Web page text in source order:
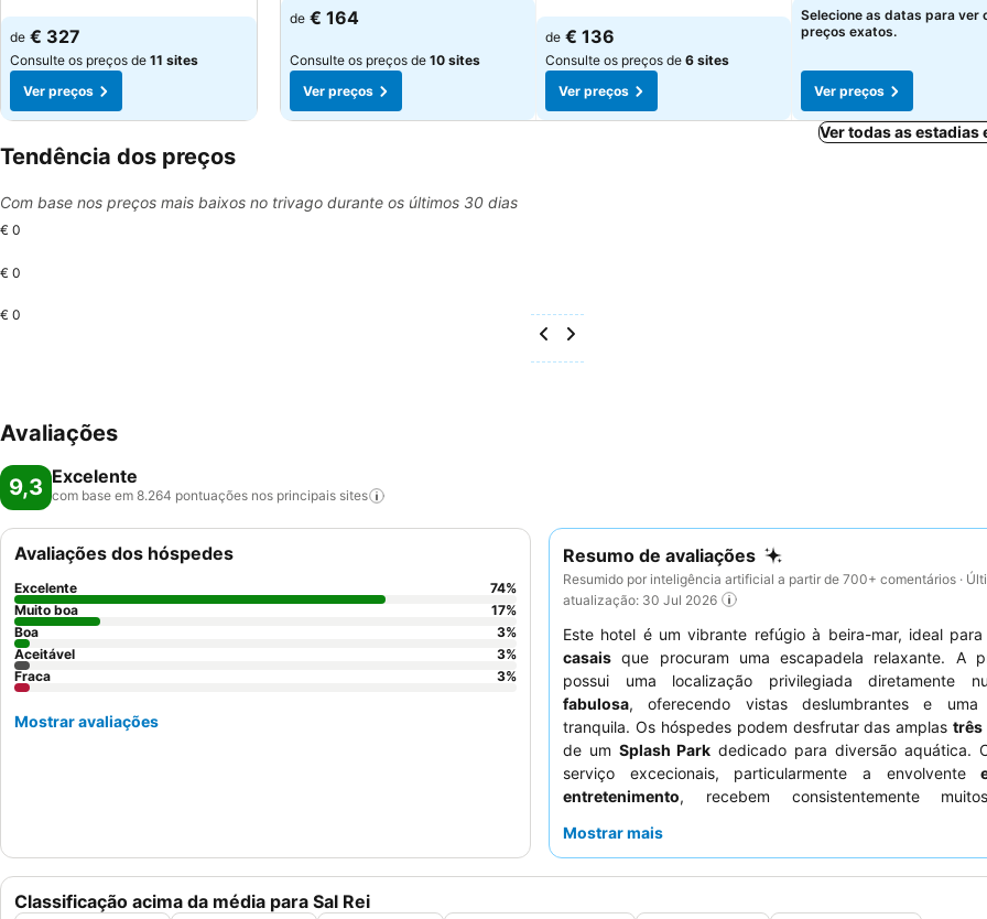
de € 327
Consulte os preços de 11 sites
Ver preços
de € 164
Consulte os preços de 10 sites
Ver preços
de € 136
Consulte os preços de 6 sites
Ver preços
Selecione as datas para ver
preços exatos.
Ver preços
Ver todas as estadias
Tendência dos preços
Com base nos preços mais baixos no trivago durante os últimos 30 dias
€ 0
€ 0
€ 0
Avaliações
9,3 Excelente
com base em 8.264 pontuações nos principais sites
Resumo de avaliações
Resumido por inteligência artificial a partir de 700+ comentários ·
atualização: 30 Jul 2026
Este hotel é um vibrante refúgio à beira-mar, ideal para
casais que procuram uma escapadela relaxante. A
possui uma localização privilegiada diretamente
fabulosa, oferecendo vistas deslumbrantes e uma
tranquila. Os hóspedes podem desfrutar das amplastrês
de um Splash Park dedicado para diversão aquática.
serviço excecionais, particularmente a envolvente
entretenimento, recebem consistentemente
restaurante principal Africa. Para uma experiência
Mostrar mais
Classificação acima da média para Sal Rei
Avaliações dos hóspedes
Excelente 74%
Muito boa
17%
Boa
3%
Aceitável
3%
Fraca
3%
Mostrar avaliações